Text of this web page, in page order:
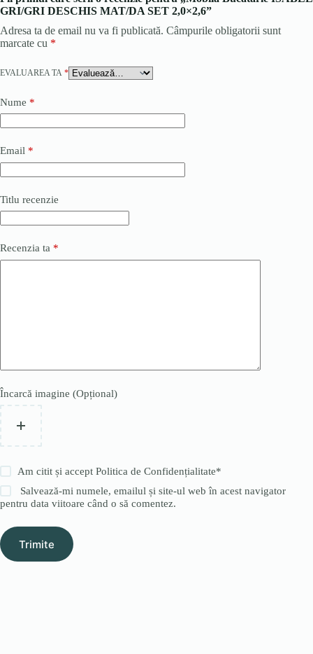
GRI/GRI DESCHIS MAT/DA SET 2,0×2,6”
Adresa ta de email nu va fi publicată. Câmpurile obligatorii sunt
marcate cu *
EVALUAREA TA *
Nume *
Email *
Titlu recenzie
Recenzia ta *
Încarcă imagine (Opțional)
Am citit și acceptPolitica de Confidențialitate*
Salvează-mi numele, emailul și site-ul web în acest navigator
pentru data viitoare când o să comentez.
Trimite